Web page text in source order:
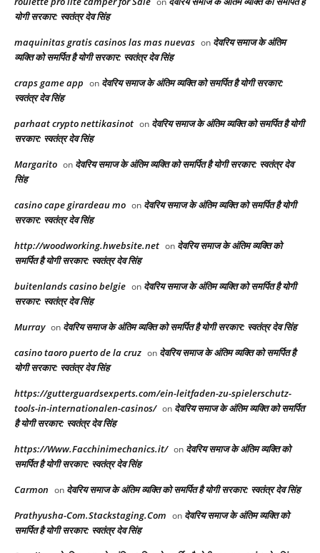
योगी सरकार: स्वतंत्र देव सिंह
maquinitas gratis casinos las mas nuevas on देवरिय समाज के अंतिम
व्यक्ति को समर्पित है योगी सरकार: स्वतंत्र देव सिंह
craps game app on देवरिय समाज के अंतिम व्यक्ति को समर्पित है योगी सरकार:
स्वतंत्र देव सिंह
parhaat crypto nettikasinot on देवरिय समाज के अंतिम व्यक्ति को समर्पित है योगी
सरकार: स्वतंत्र देव सिंह
Margarito on देवरिय समाज के अंतिम व्यक्ति को समर्पित है योगी सरकार: स्वतंत्र देव
सिंह
casino cape girardeau mo on देवरिय समाज के अंतिम व्यक्ति को समर्पित है योगी
सरकार: स्वतंत्र देव सिंह
http://woodworking.hwebsite.net on देवरिय समाज के अंतिम व्यक्ति को
समर्पित है योगी सरकार: स्वतंत्र देव सिंह
buitenlands casino belgie on देवरिय समाज के अंतिम व्यक्ति को समर्पित है योगी
सरकार: स्वतंत्र देव सिंह
Murray on देवरिय समाज के अंतिम व्यक्ति को समर्पित है योगी सरकार: स्वतंत्र देव सिंह
casino taoro puerto de la cruz on देवरिय समाज के अंतिम व्यक्ति को समर्पित है
योगी सरकार: स्वतंत्र देव सिंह
https://gutterguardsexperts.com/ein-leitfaden-zu-spielerschutz-
tools-in-internationalen-casinos/ on देवरिय समाज के अंतिम व्यक्ति को समर्पित
है योगी सरकार: स्वतंत्र देव सिंह
https://Www.Facchinimechanics.it/ on देवरिय समाज के अंतिम व्यक्ति को
समर्पित है योगी सरकार: स्वतंत्र देव सिंह
Carmon on देवरिय समाज के अंतिम व्यक्ति को समर्पित है योगी सरकार: स्वतंत्र देव सिंह
Prathyusha-Com.Stackstaging.Com on देवरिय समाज के अंतिम व्यक्ति को
समर्पित है योगी सरकार: स्वतंत्र देव सिंह